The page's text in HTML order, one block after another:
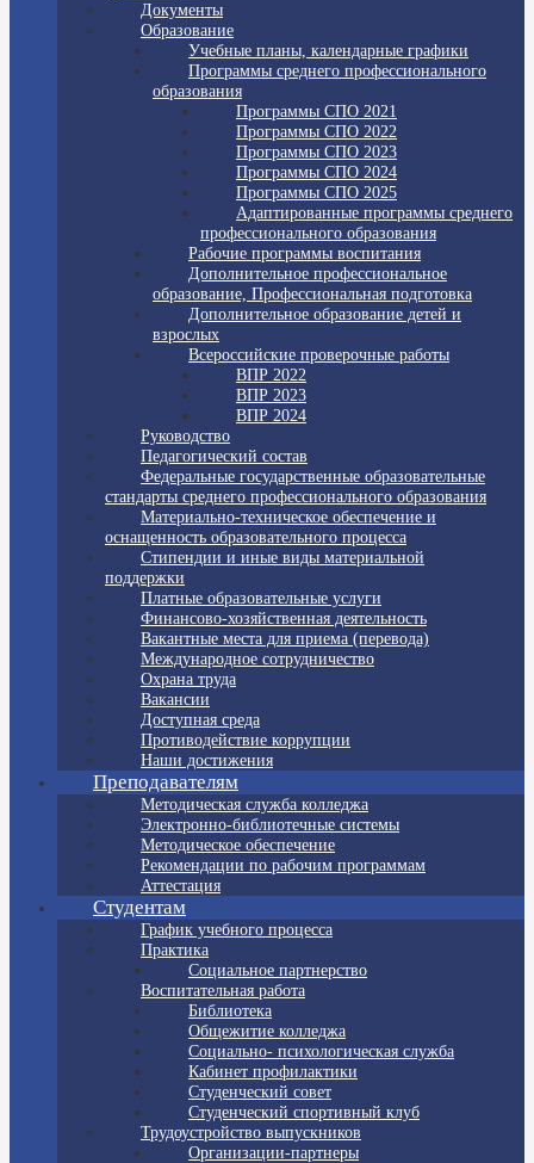
Документы
Образование
Учебные планы, календарные графики
Программы среднего профессионального
образования
Программы СПО 2021
Программы СПО 2022
Программы СПО 2023
Программы СПО 2024
Программы СПО 2025
Адаптированные программы среднего
профессионального образования
Рабочие программы воспитания
Дополнительное профессиональное
образование, Профессиональная подготовка
Дополнительное образование детей и
взрослых
Всероссийские проверочные работы
ВПР 2022
ВПР 2023
ВПР 2024
Руководство
Педагогический состав
Федеральные государственные образовательные
стандарты среднего профессионального образования
Материально-техническое обеспечение и
оснащенность образовательного процесса
Стипендии и иные виды материальной
поддержки
Платные образовательные услуги
Финансово-хозяйственная деятельность
Вакантные места для приема (перевода)
Международное сотрудничество
Охрана труда
Вакансии
Доступная среда
Противодействие коррупции
Наши достижения
Преподавателям
Методическая служба колледжа
Электронно-библиотечные системы
Методическое обеспечение
Рекомендации по рабочим программам
Аттестация
Студентам
График учебного процесса
Практика
Социальное партнерство
Воспитательная работа
Библиотека
Общежитие колледжа
Социально- психологическая служба
Кабинет профилактики
Студенческий совет
Студенческий спортивный клуб
Трудоустройство выпускников
Организации-партнеры